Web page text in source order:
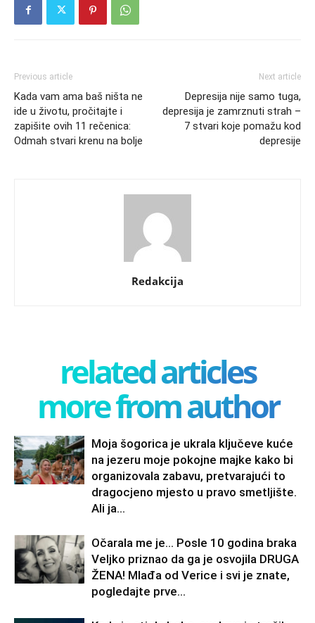
Previous article
Kada vam ama baš ništa ne
ide u životu, pročitajte i
zapišite ovih 11 rečenica:
Odmah stvari krenu na bolje
Next article
Depresija nije samo tuga,
depresija je zamrznuti strah –
7 stvari koje pomažu kod
depresije
Redakcija
related articles
more from author
Moja šogorica je ukrala ključeve kuće
na jezeru moje pokojne majke kako bi
organizovala zabavu, pretvarajući to
dragocjeno mjesto u pravo smetljište.
Ali ja...
Očarala me je… Posle 10 godina braka
Veljko priznao da ga je osvojila DRUGA
ŽENA! Mlađa od Verice i svi je znate,
pogledajte prve...